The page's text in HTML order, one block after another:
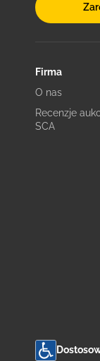
Firma
O nas
Recenzje
SCA